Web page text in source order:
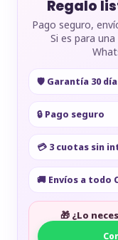
Regalo
Pago seguro,
Si es para
🛡️ Garantía 30
🔒 Pago seguro
💳 3 cuotas sin
🚚 Envíos a todo
🎁 ¿Lo